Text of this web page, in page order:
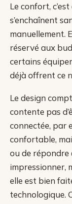
Le confort,
s’enchaînent
manuellement.
réservé aux
certains
déjà offrent ce
Le design
contente pas
connectée, par
confortable,
ou de répondre
impressionner,
elle est bien
technologique.